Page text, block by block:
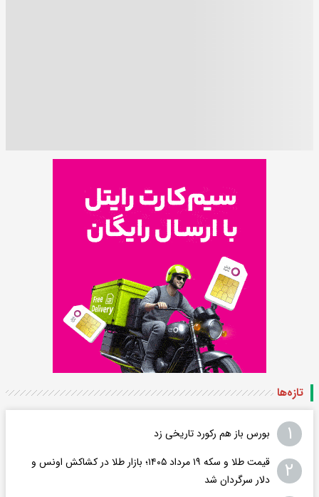
تازه‌ها
۱ بورس باز هم رکورد تاریخی زد
۲
قیمت طلا و سکه ۱۹ مرداد ۱۴۰۵؛ بازار طلا در کشاکش اونس و
دلار سرگردان شد